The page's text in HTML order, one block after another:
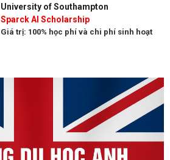
University of Southampton
Sparck AI Scholarship
Giá trị: 100% học phí và chi phí sinh hoạt